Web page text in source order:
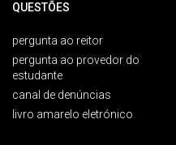
QUESTÕES
pergunta ao reitor
pergunta ao provedor do
estudante
canal de denúncias
livro amarelo eletrónico